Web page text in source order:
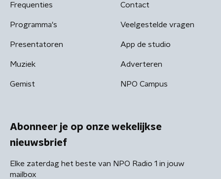
Frequenties
Programma's
Presentatoren
Muziek
Gemist
Contact
Veelgestelde vragen
App de studio
Adverteren
NPO Campus
Abonneer je op onze wekelijkse
nieuwsbrief
Elke zaterdag het beste van NPO Radio 1 in jouw
mailbox